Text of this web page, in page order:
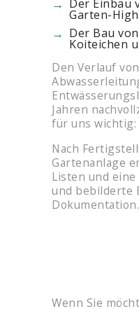
Der Einbau
Garten-
Der Bau
Koiteichen
Den Verlauf
Jahren
für uns wichtig:
Nach
Gartenanlage
Listen und
und bebilderte
Dokumentation.
Wenn Sie